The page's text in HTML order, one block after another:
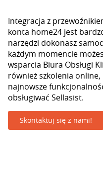
Integracja z
konta home24 jest
narzędzi dokonasz
każdym momencie
wsparcia Biura Obsługi
również szkolenia
najnowsze
obsługiwać Sellasist.
Skontaktuj się z nami!